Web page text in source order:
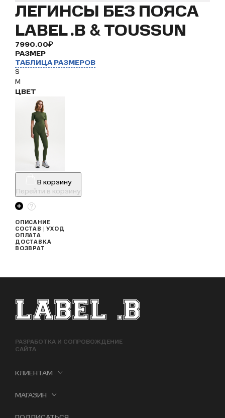
ЛЕГИНСЫ БЕЗ ПОЯСА
LABEL .B & TOUSSUN
7990.00₽
РАЗМЕР
ТАБЛИЦА РАЗМЕРОВ
S
M
ЦВЕТ
В корзину
Перейти в корзину
ОПИСАНИЕ
СОСТАВ | УХОД
ОПЛАТА
ДОСТАВКА
ВОЗВРАТ
ФУТЕР САЙТА
РАЗРАБОТКА И СОПРОВОЖДЕНИЕ
САЙТА
КЛИЕНТАМ
МАГАЗИН